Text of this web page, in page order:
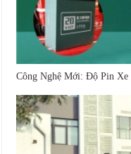
Công Nghệ Mới: Độ Pin